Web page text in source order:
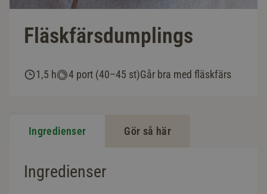
Fläskfärsdumplings
1,5 h 4 port (40–45 st)Går bra med fläskfärs
Ingredienser Gör så här
Ingredienser